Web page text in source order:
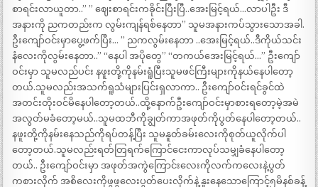
စာရင်းလာယူတာ..” ” ဈေးစာရင်းကခိုင်းပြီးပြီ..အေးမြင့်ရယ်…လာပါဦး ဒီ
အနားကို ညကတည်းက လွမ်းကျန်ရစ်နေတာ” သူမအနားကပ်သွားသောအခါ.
ဦးကျော်ဝင်းမှာပွေ့ဖက်ပြီး… ” ညကလွမ်းနေတာ ..အေးမြင့်ရယ်..ဒီကိုယ်သင်း
နံလေးကိုလွမ်းနေတာ..” “နေပါ အပိုတွေ” “တကယ်အေးမြင့်ရယ်…” ဦးကျော်
ဝင်းမှာ သူမလည်ပင်း နဖူးတို့ကိုနမ်းရူံပြီးသူမဖင်ကြီးများကိုနယ်နေပါတော့
တယ်.သူမလည်းအသက်ရူသံများပြင်းရှလာကာ.. ဦးကျော်ဝင်းရင်ခွင်ထဲ
အတင်းတိုးဝင်မိနေပါတော့တယ်..ထို့နောက်ဦးကျော်ဝင်းမှာစားရတော့မဲ့အမဲ
အလွတ်မခံတော့မယ်..သူမထဘီကိုချွတ်ကာအဖုတ်ကိုပွတ်နေပါတော့တယ်..
နဖူးတို့ကိုနမ်းနေသည်ကိုရပ်တန့်ပြီး သူမနူတ်ခမ်းလေးကိုစုတ်ယူလိုက်ပါ
တော့တယ်.သူမလည်းရတ်တြရက်ကြောင်ငေးကာလုပ်သမျှခံနေပါတော့
တယ်.. ဦးကျော်ဝင်းမှာ အဖုတ်အကွဲကြောင်းလေးကိုလက်ကလေးနဲ့ပွတ်
ကစားလိုက် အစိလေးကိုဖွဖွလေးပွတ်ပေးလိုက်နဲ့ နူးနေသောကြောင့်၅မိနစ်ခန့်